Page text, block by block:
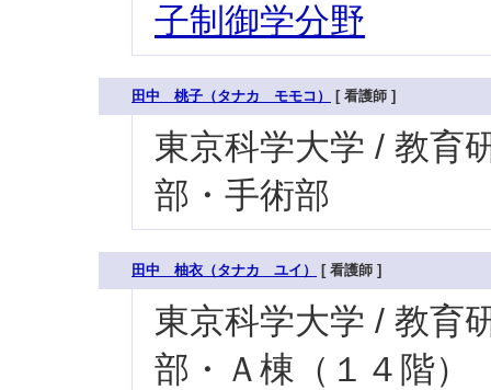
子制御学分野
田中 桃子（タナカ モモコ） [ 看護師 ]
東京科学大学 / 教育
部・手術部
田中 柚衣（タナカ ユイ） [ 看護師 ]
東京科学大学 / 教育
部・Ａ棟（１４階）